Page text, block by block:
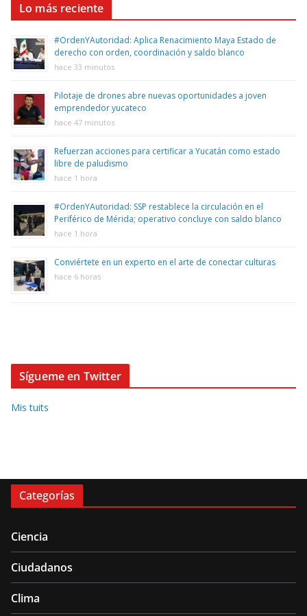
Lo más reciente
#OrdenYAutoridad: Aplica Renacimiento Maya Estado de
derecho con orden, coordinación y saldo blanco
hace 33 minutos
Pilotaje de drones abre nuevas oportunidades a joven
emprendedor yucateco
hace 47 minutos
Refuerzan acciones para certificar a Yucatán como estado
libre de paludismo
hace 1 hora
#OrdenYAutoridad: SSP restablece la circulación en el
Periférico de Mérida; operativo concluye con saldo blanco
hace 1 hora
Conviértete en un experto en el arte de conectar culturas
hace 6 horas
Sígueme en Twitter
Mis tuits
Categorías
Ciencia
Ciudadanos
Clima